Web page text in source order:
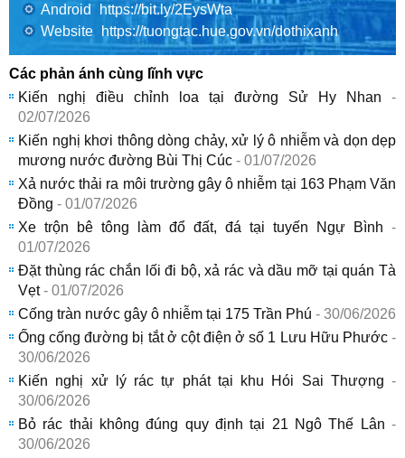
Android
https://bit.ly/2EysWta
Website
https://tuongtac.hue.gov.vn/dothixanh
Các phản ánh cùng lĩnh vực
Kiến nghị điều chỉnh loa tại đường Sử Hy Nhan -
02/07/2026
Kiến nghị khơi thông dòng chảy, xử lý ô nhiễm và dọn dẹp
mương nước đường Bùi Thị Cúc - 01/07/2026
Xả nước thải ra môi trường gây ô nhiễm tại 163 Phạm Văn
Đồng - 01/07/2026
Xe trộn bê tông làm đổ đất, đá tại tuyến Ngự Bình -
01/07/2026
Đặt thùng rác chắn lối đi bộ, xả rác và dầu mỡ tại quán Tà
Vẹt- 01/07/2026
Cống tràn nước gây ô nhiễm tại 175 Trần Phú - 30/06/2026
Ống cống đường bị tắt ở cột điện ở số 1 Lưu Hữu Phước-
30/06/2026
Kiến nghị xử lý rác tự phát tại khu Hói Sai Thượng -
30/06/2026
Bỏ rác thải không đúng quy định tại 21 Ngô Thế Lân -
30/06/2026